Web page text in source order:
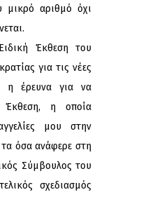
μικρό αριθμό όχι
Έκθεση του
για τις νέες
η έρευνα για να
Έκθεση, η οποία
μου στην
όσα ανάφερε στη
Σύμβουλος του
σχεδιασμός